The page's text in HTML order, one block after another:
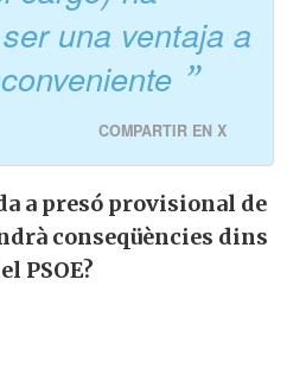
una ventaja a
COMPARTIR EN X
a presó provisional de
conseqüències dins
PSOE?